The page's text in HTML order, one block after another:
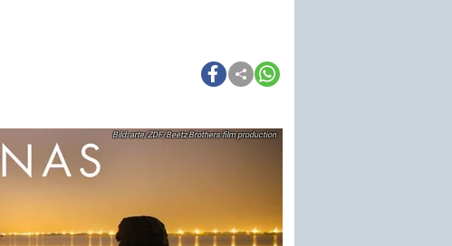
arte/ZDF/Beetz Brothers film production